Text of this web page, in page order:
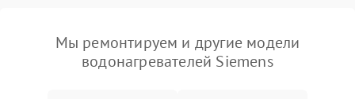
Мы ремонтируем и другие модели
водонагревателей Siemens